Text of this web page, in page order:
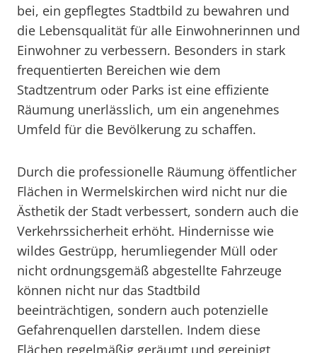
bei, ein gepflegtes Stadtbild zu bewahren und
die Lebensqualität für alle Einwohnerinnen und
Einwohner zu verbessern. Besonders in stark
frequentierten Bereichen wie dem
Stadtzentrum oder Parks ist eine effiziente
Räumung unerlässlich, um ein angenehmes
Umfeld für die Bevölkerung zu schaffen.
Durch die professionelle Räumung öffentlicher
Flächen in Wermelskirchen wird nicht nur die
Ästhetik der Stadt verbessert, sondern auch die
Verkehrssicherheit erhöht. Hindernisse wie
wildes Gestrüpp, herumliegender Müll oder
nicht ordnungsgemäß abgestellte Fahrzeuge
können nicht nur das Stadtbild
beeinträchtigen, sondern auch potenzielle
Gefahrenquellen darstellen. Indem diese
Flächen regelmäßig geräumt und gereinigt